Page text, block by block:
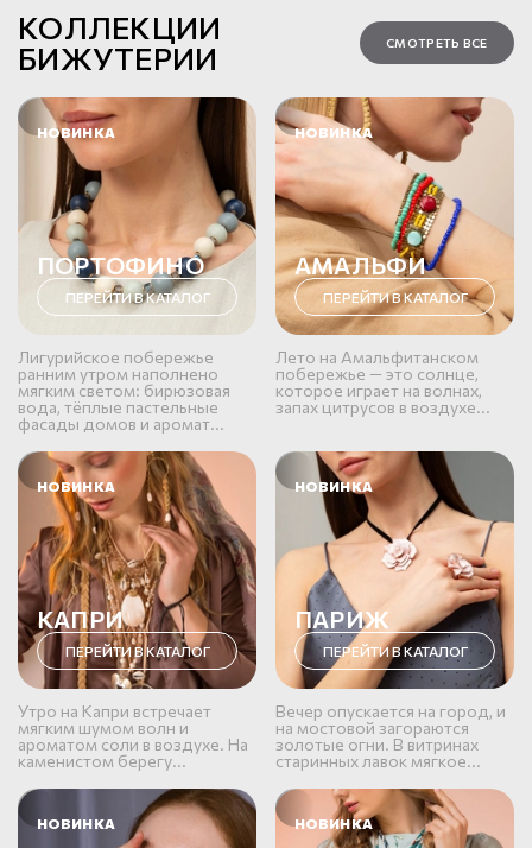
КОЛЛЕКЦИИ
БИЖУТЕРИИ
СМОТРЕТЬ ВСЕ
НОВИНКА
ПОРТОФИНО
ПЕРЕЙТИ В КАТАЛОГ
Лигурийское побережье
ранним утром наполнено
мягким светом: бирюзовая
вода, тёплые пастельные
фасады домов и аромат...
НОВИНКА
АМАЛЬФИ
ПЕРЕЙТИ В КАТАЛОГ
Лето на Амальфитанском
побережье — это солнце,
которое играет на волнах,
запах цитрусов в воздухе...
НОВИНКА
КАПРИ
ПЕРЕЙТИ В КАТАЛОГ
Утро на Капри встречает
мягким шумом волн и
ароматом соли в воздухе. На
каменистом берегу...
НОВИНКА
ПАРИЖ
ПЕРЕЙТИ В КАТАЛОГ
Вечер опускается на город, и
на мостовой загораются
золотые огни. В витринах
старинных лавок мягкое...
НОВИНКА НОВИНКА